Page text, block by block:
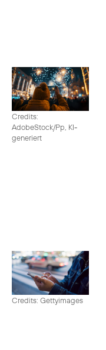
Credits:
AdobeStock/Pp, KI-
generiert
Credits: Gettyimages